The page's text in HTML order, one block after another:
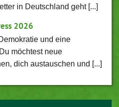
in Deutschland geht [...]
2026
und eine
möchtest neue
dich austauschen und [...]